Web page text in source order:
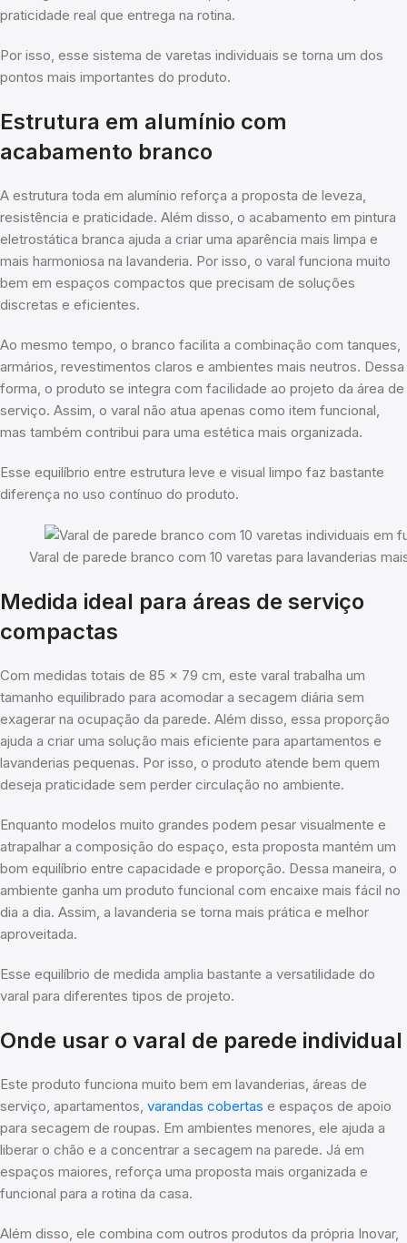
praticidade real que entrega na rotina.
Por isso, esse sistema de varetas individuais se torna um dos
pontos mais importantes do produto.
Estrutura em alumínio com
acabamento branco
A estrutura toda em alumínio reforça a proposta de leveza,
resistência e praticidade. Além disso, o acabamento em pintura
eletrostática branca ajuda a criar uma aparência mais limpa e
mais harmoniosa na lavanderia. Por isso, o varal funciona muito
bem em espaços compactos que precisam de soluções
discretas e eficientes.
Ao mesmo tempo, o branco facilita a combinação com tanques,
armários, revestimentos claros e ambientes mais neutros. Dessa
forma, o produto se integra com facilidade ao projeto da área de
serviço. Assim, o varal não atua apenas como item funcional,
mas também contribui para uma estética mais organizada.
Esse equilíbrio entre estrutura leve e visual limpo faz bastante
diferença no uso contínuo do produto.
Varal de parede branco com 10 varetas para lavanderias
Medida ideal para áreas de serviço
compactas
Com medidas totais de 85 x 79 cm, este varal trabalha um
tamanho equilibrado para acomodar a secagem diária sem
exagerar na ocupação da parede. Além disso, essa proporção
ajuda a criar uma solução mais eficiente para apartamentos e
lavanderias pequenas. Por isso, o produto atende bem quem
deseja praticidade sem perder circulação no ambiente.
Enquanto modelos muito grandes podem pesar visualmente e
atrapalhar a composição do espaço, esta proposta mantém um
bom equilíbrio entre capacidade e proporção. Dessa maneira, o
ambiente ganha um produto funcional com encaixe mais fácil no
dia a dia. Assim, a lavanderia se torna mais prática e melhor
aproveitada.
Esse equilíbrio de medida amplia bastante a versatilidade do
varal para diferentes tipos de projeto.
Onde usar o varal de parede individual
Este produto funciona muito bem em lavanderias, áreas de
serviço, apartamentos, varandas cobertas e espaços de apoio
para secagem de roupas. Em ambientes menores, ele ajuda a
liberar o chão e a concentrar a secagem na parede. Já em
espaços maiores, reforça uma proposta mais organizada e
funcional para a rotina da casa.
Além disso, ele combina com outros produtos da própria Inovar,